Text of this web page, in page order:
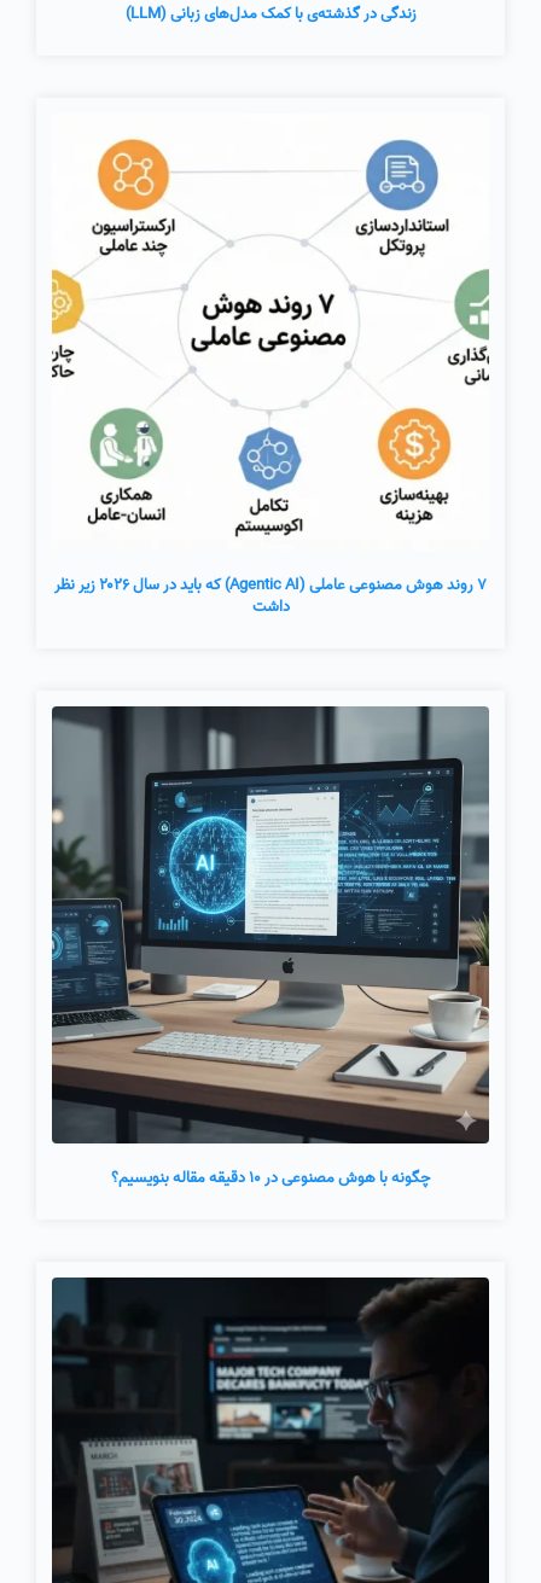
زندگی در گذشته‌ی با کمک مدل‌های زبانی (LLM)
۷ روند هوش مصنوعی عاملی (Agentic AI) که باید در سال ۲۰۲۶ زیر نظر
داشت
چگونه با هوش مصنوعی در ۱۰ دقیقه مقاله بنویسیم؟